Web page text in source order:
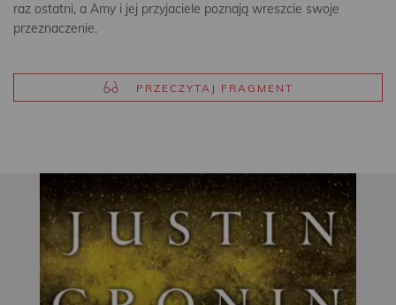
raz ostatni, a Amy i jej przyjaciele poznają wreszcie swoje
przeznaczenie.
PRZECZYTAJ FRAGMENT